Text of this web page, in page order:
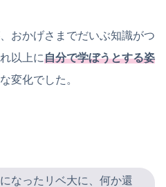
おかげさまでだいぶ知識がつ
以上に自分で学ぼうとする姿
変化でした。
なったリベ大に、何か還